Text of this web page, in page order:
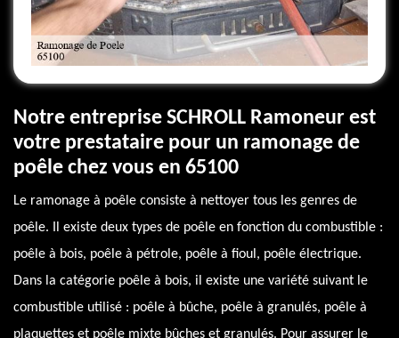
Notre entreprise SCHROLL Ramoneur est
votre prestataire pour un ramonage de
poêle chez vous en 65100
Le ramonage à poêle consiste à nettoyer tous les genres de
poêle. Il existe deux types de poêle en fonction du combustible :
poêle à bois, poêle à pétrole, poêle à fioul, poêle électrique.
Dans la catégorie poêle à bois, il existe une variété suivant le
combustible utilisé : poêle à bûche, poêle à granulés, poêle à
plaquettes et poêle mixte bûches et granulés. Pour assurer le